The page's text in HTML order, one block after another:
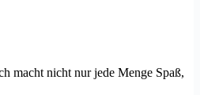
macht nicht nur jede Menge Spaß,